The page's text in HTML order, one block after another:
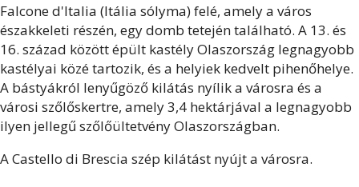
Falcone d'Italia (Itália sólyma) felé, amely a város
északkeleti részén, egy domb tetején található. A 13. és
16. század között épült kastély Olaszország legnagyobb
kastélyai közé tartozik, és a helyiek kedvelt pihenőhelye.
A bástyákról lenyűgöző kilátás nyílik a városra és a
városi szőlőskertre, amely 3,4 hektárjával a legnagyobb
ilyen jellegű szőlőültetvény Olaszországban.
A Castello di Brescia szép kilátást nyújt a városra.